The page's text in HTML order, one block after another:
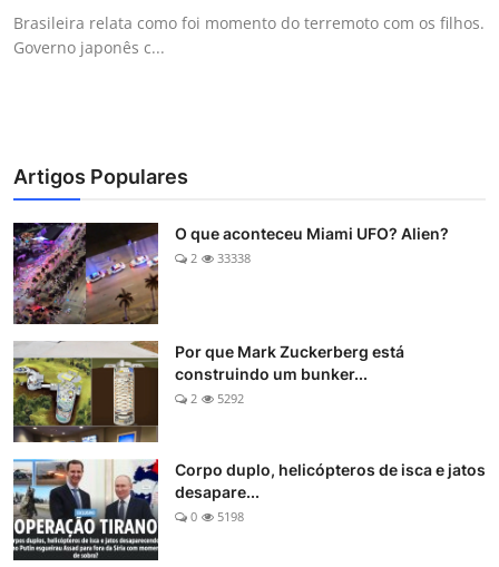
Brasileira relata como foi momento do terremoto com os filhos.
Governo japonês c...
Artigos Populares
O que aconteceu Miami UFO? Alien?
2 33338
Por que Mark Zuckerberg está
construindo um bunker...
2 5292
Corpo duplo, helicópteros de isca e jatos
desapare...
0 5198